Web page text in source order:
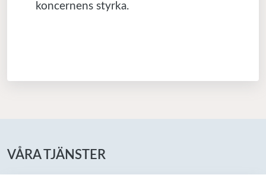
koncernens styrka.
VÅRA TJÄNSTER